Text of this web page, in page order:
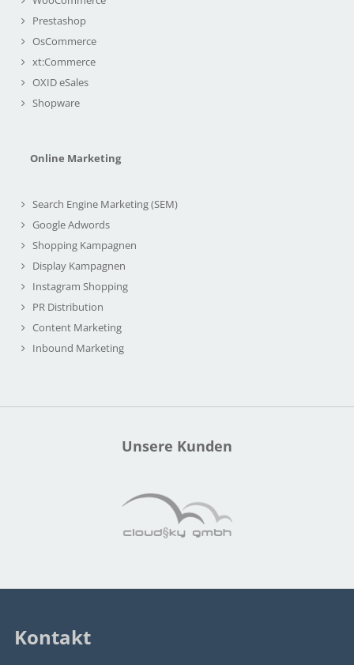
Prestashop
OsCommerce
xt:Commerce
OXID eSales
Shopware
Online Marketing
Search Engine Marketing (SEM)
Google Adwords
Shopping Kampagnen
Display Kampagnen
Instagram Shopping
PR Distribution
Content Marketing
Inbound Marketing
Unsere Kunden
Kontakt